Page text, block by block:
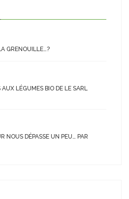
GRENOUILLE…?
AUX LÉGUMES BIO DE LE SARL
NOUS DÉPASSE UN PEU… PAR